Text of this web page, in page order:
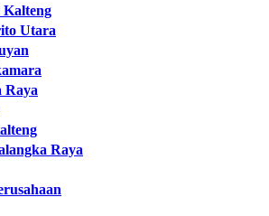
Kalteng
Utara
Raya
Raya